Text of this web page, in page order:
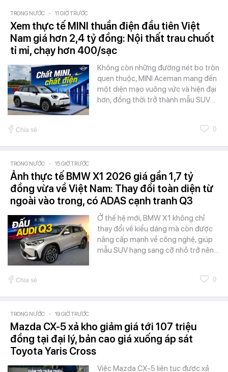
TRONG NƯỚC - 11 GIỜ TRƯỚC
Xem thực tế MINI thuần điện đầu tiên Việt
Nam giá hơn 2,4 tỷ đồng: Nội thất trau chuốt
tỉ mỉ, chạy hơn 400/sạc
Không còn những đường nét bo tròn
quen thuộc, MINI Aceman mang đến
một diện mạo vuông vức và hiện đại
hơn, đồng thời trở thành mẫu SUV…
Chia sẻ 0
TRONG NƯỚC - 15 GIỜ TRƯỚC
Ảnh thực tế BMW X1 2026 giá gần 1,7 tỷ
đồng vừa về Việt Nam: Thay đổi toàn diện từ
ngoài vào trong, có ADAS cạnh tranh Q3
Ở thế hệ mới, BMW X1 không chỉ
thay đổi về kiểu dáng mà còn được
nâng cấp mạnh về công nghệ, giúp
mẫu SUV hạng sang cỡ nhỏ trở nên…
Chia sẻ 0
TRONG NƯỚC - 19 GIỜ TRƯỚC
Mazda CX-5 xả kho giảm giá tới 107 triệu
đồng tại đại lý, bản cao giá xuống áp sát
Toyota Yaris Cross
Việc Mazda CX-5 liên tục được xả